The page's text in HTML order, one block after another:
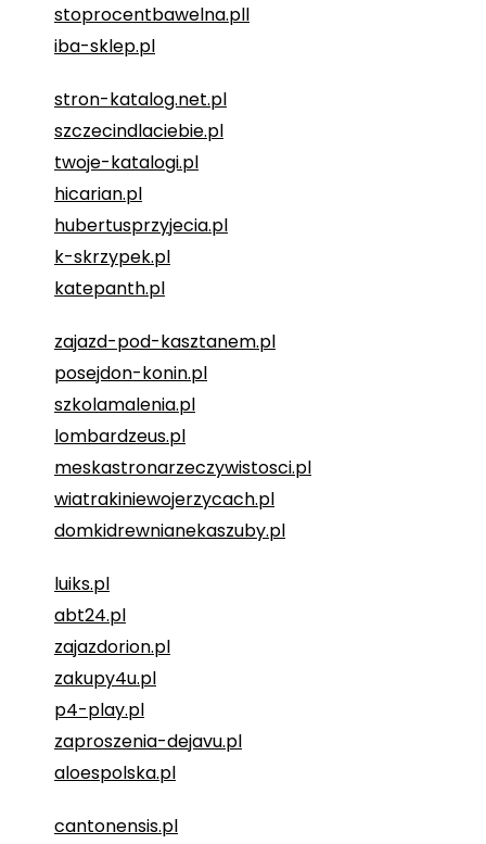
stoprocentbawelna.pll
iba-sklep.pl
stron-katalog.net.pl
szczecindlaciebie.pl
twoje-katalogi.pl
hicarian.pl
hubertusprzyjecia.pl
k-skrzypek.pl
katepanth.pl
zajazd-pod-kasztanem.pl
posejdon-konin.pl
szkolamalenia.pl
lombardzeus.pl
meskastronarzeczywistosci.pl
wiatrakiniewojerzycach.pl
domkidrewnianekaszuby.pl
luiks.pl
abt24.pl
zajazdorion.pl
zakupy4u.pl
p4-play.pl
zaproszenia-dejavu.pl
aloespolska.pl
cantonensis.pl